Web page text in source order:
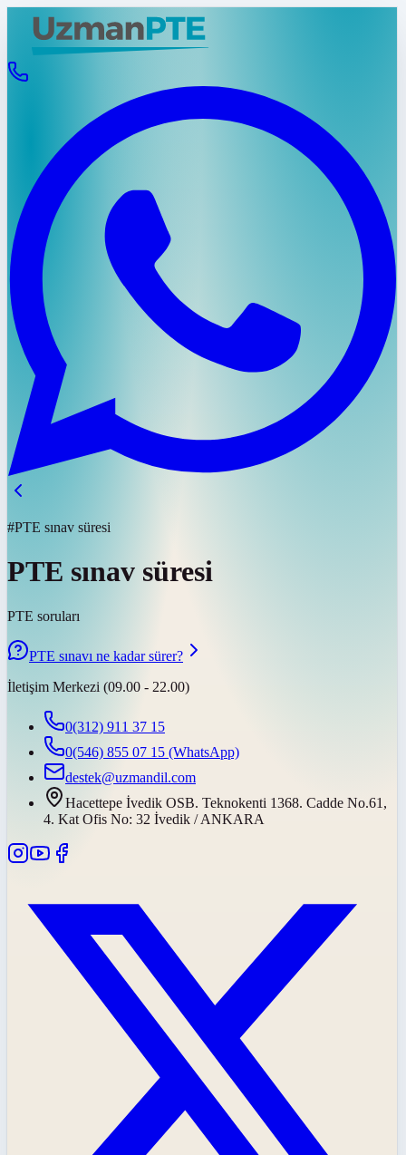
#PTE sınav süresi
PTE sınav süresi
PTE soruları
PTE sınavı ne kadar sürer?
İletişim Merkezi (09.00 - 22.00)
0(312) 911 37 15
0(546) 855 07 15 (WhatsApp)
destek@uzmandil.com
Hacettepe İvedik OSB. Teknokenti 1368. Cadde No.61,
4. Kat Ofis No: 32 İvedik / ANKARA